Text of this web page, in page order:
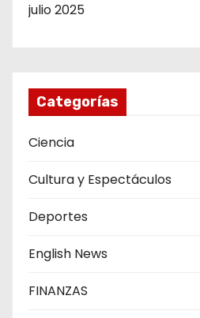
julio 2025
Categorías
Ciencia
Cultura y Espectáculos
Deportes
English News
FINANZAS